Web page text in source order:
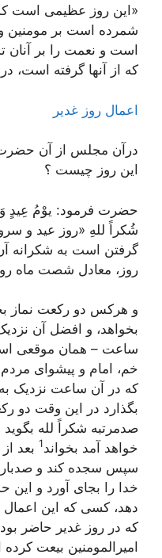
«این روز عظیمی است
شمرده است بر مومنین و
است و نعمت را بر آنان
که از آنها گرفته است،
اعمال روز غدیر
درآن مجلس از آن
این روز چیست ؟
حضرت فرمود: یوْمُ عِیدٍ
شُکراً للهِ «روز عید و
گرفتن است به شکرانه
روز، معادل شصت ماه
و هرکس دو رکعت نماز
بخواهد، و افضل آن
ساعت – همان موقعی
خم، امام و پیشوای
که در آن ساعت نزدیک
بگذارد در این وقت دو
صدمرتبه شکراً لله
خواهد آمد بخواند1 بعد
سپس سجده کند و صدبار
خدا را بجای آورد و
دهد، کسی که این اعمال
که در روز غدیر حاضر
امیرالمومنین بیعت